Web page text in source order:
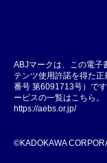
ABJマークは、この電子
テンツ使用許諾を得た
番号 第6091713号）で
ービスの一覧はこちら。
https://aebs.or.jp/
©KADOKAWA